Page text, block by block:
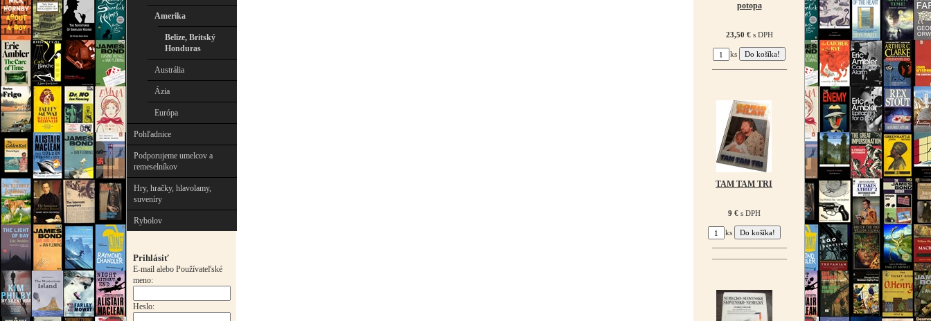
Amerika
Belize, Britský
Honduras
Austrália
Ázia
Európa
Pohľadnice
Podporujeme umelcov a
remeselníkov
Hry, hračky, hlavolamy,
suveníry
Rybolov
Prihlásiť
E-mail alebo Používateľské
meno:
Heslo:
potopa
23,50 €s DPH
ks
TAM TAM TRI
9 €s DPH
ks